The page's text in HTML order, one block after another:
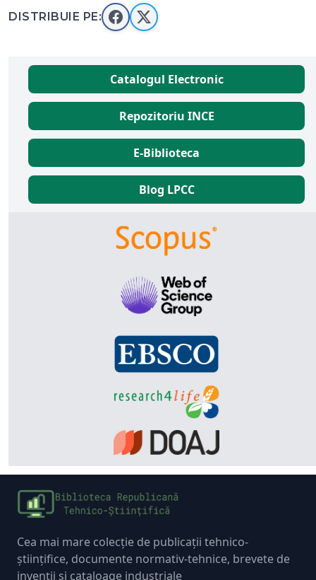
DISTRIBUIE PE:
Catalogul Electronic
Repozitoriu INCE
E-Biblioteca
Blog LPCC
Cea mai mare colecție de publicații tehnico-
științifice, documente normativ-tehnice, brevete de
invenții și cataloage industriale